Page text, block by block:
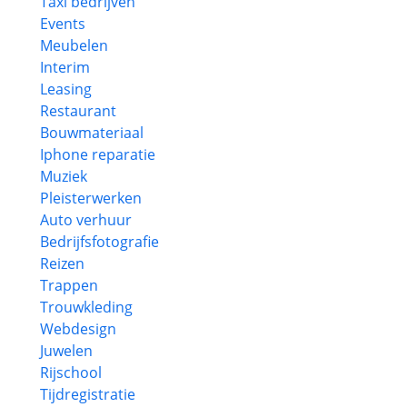
Events
Meubelen
Interim
Leasing
Restaurant
Bouwmateriaal
Iphone reparatie
Muziek
Pleisterwerken
Auto verhuur
Bedrijfsfotografie
Reizen
Trappen
Trouwkleding
Webdesign
Juwelen
Rijschool
Tijdregistratie